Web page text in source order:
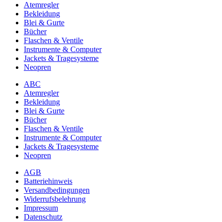
Atemregler
Bekleidung
Blei & Gurte
Bücher
Flaschen & Ventile
Instrumente & Computer
Jackets & Tragesysteme
Neopren
ABC
Atemregler
Bekleidung
Blei & Gurte
Bücher
Flaschen & Ventile
Instrumente & Computer
Jackets & Tragesysteme
Neopren
AGB
Batteriehinweis
Versandbedingungen
Widerrufsbelehrung
Impressum
Datenschutz